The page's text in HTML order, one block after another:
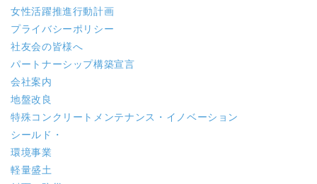
女性活躍推進行動計画
プライバシーポリシー
社友会の皆様へ
パートナーシップ構築宣言
会社案内
地盤改良
特殊コンクリート メンテナンス・イノベーション
シールド・
環境事業
軽量盛土